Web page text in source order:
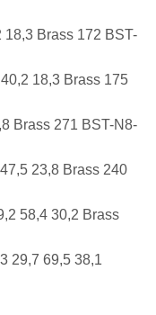
Brass 172 BST-
18,3 Brass 175
Brass 271 BST-N8-
23,8 Brass 240
58,4 30,2 Brass
29,7 69,5 38,1